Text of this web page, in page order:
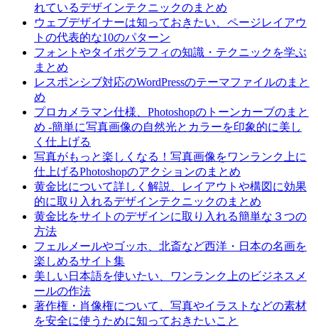
れているデザインテクニックのまとめ
ウェブデザイナーは知っておきたい、ページレイアウ
トの代表的な10のパターン
フォントやタイポグラフィの知識・テクニックを学ぶ
まとめ
レスポンシブ対応のWordPressのテーマファイルのまと
め
プロカメラマン仕様、Photoshopのトーンカーブのまと
め -簡単に写真画像の自然光とカラーを印象的に美し
く仕上げる
写真がもっと楽しくなる！写真画像をワンランク上に
仕上げるPhotoshopのアクションのまとめ
黄金比について詳しく解説、レイアウトや構図に効果
的に取り入れるデザインテクニックのまとめ
黄金比をサイトのデザインに取り入れる簡単な３つの
方法
フェルメールやゴッホ、北斎など西洋・日本の名画を
楽しめるサイト集
美しい日本語を使いたい、ワンランク上のビジネスメ
ールの作法
著作権・肖像権について、写真やイラストなどの素材
を安全に使うために知っておきたいこと